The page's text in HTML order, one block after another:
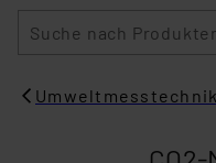
Umweltmesstechnik